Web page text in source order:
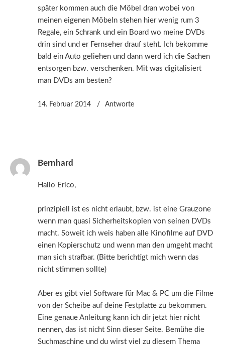
später kommen auch die Möbel dran wobei von
meinen eigenen Möbeln stehen hier wenig rum 3
Regale, ein Schrank und ein Board wo meine DVDs
drin sind und er Fernseher drauf steht. Ich bekomme
bald ein Auto geliehen und dann werd ich die Sachen
entsorgen bzw. verschenken. Mit was digitalisiert
man DVDs am besten?
14. Februar 2014 Antworte
Bernhard
Hallo Erico,
prinzipiell ist es nicht erlaubt, bzw. ist eine Grauzone
wenn man quasi Sicherheitskopien von seinen DVDs
macht. Soweit ich weis haben alle Kinofilme auf DVD
einen Kopierschutz und wenn man den umgeht macht
man sich strafbar. (Bitte berichtigt mich wenn das
nicht stimmen sollte)
Aber es gibt viel Software für Mac & PC um die Filme
von der Scheibe auf deine Festplatte zu bekommen.
Eine genaue Anleitung kann ich dir jetzt hier nicht
nennen, das ist nicht Sinn dieser Seite. Bemühe die
Suchmaschine und du wirst viel zu diesem Thema